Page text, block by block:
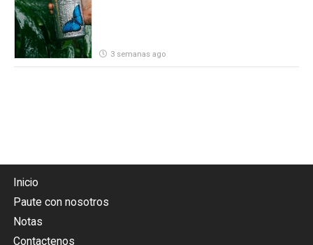
3 semanas ago
Inicio
Paute con nosotros
Notas
Contactenos